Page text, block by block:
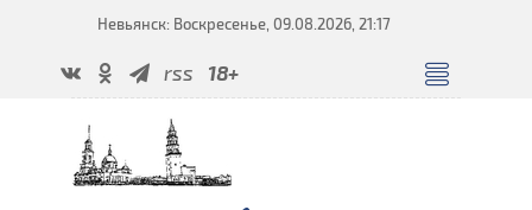
Невьянск: Воскресенье, 09.08.2026, 21:17
rss 18+